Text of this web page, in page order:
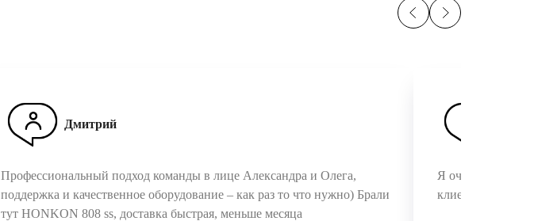
Дмитрий
Профессиональный подход команды в лице Александра и Олега,
поддержка и качественное оборудование – как раз то что нужно) Брали
тут HONKON 808 ss, доставка быстрая, меньше месяца
Я очень
клиентов!